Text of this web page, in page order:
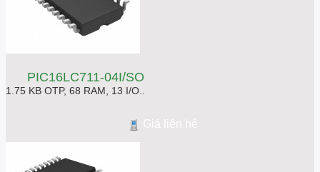
PIC16LC711-04I/SO
1.75 KB OTP, 68 RAM, 13 I/O..
Giá liên hệ